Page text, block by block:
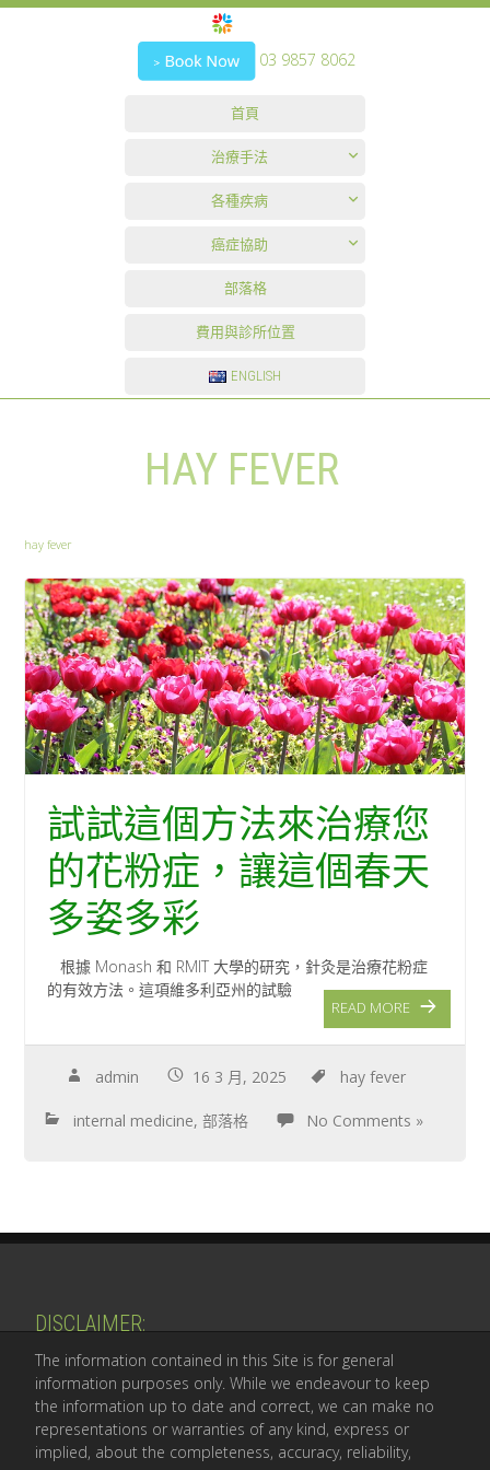
03 9857 8062
首頁
治療手法
各種疾病
癌症協助
部落格
費用與診所位置
ENGLISH
HAY FEVER
hay fever
試試這個方法來治療您
的花粉症，讓這個春天
多姿多彩
根據 Monash 和 RMIT 大學的研究，針灸是治療花粉症
的有效方法。這項維多利亞州的試驗
READ MORE
admin 16 3 月, 2025 hay fever
internal medicine,部落格 No Comments »
​DISCLAIMER:
The information contained in this Site is for general
information purposes only. While we endeavour to keep
the information up to date and correct, we can make no
representations or warranties of any kind, express or
implied, about the completeness, accuracy, reliability,